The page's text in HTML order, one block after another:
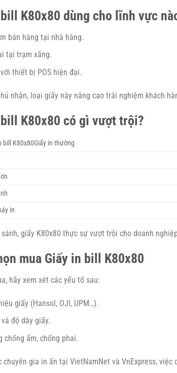
K80x80 dùng cho lĩnh vực
bán hàng tại nhà hàng.
tại trạm xăng.
thiết bị POS hiện đại.
nhận, loại giấy này nâng cao trải nghiệm khách
K80x80 có gì vượt trội?
bill K80x80Giấy in thường
in
sánh, giấy K80x80 thực sự vượt trội cho doanh
mua Giấy in bill K80x80
hãy xem xét các yếu tố sau:
giấy (Hansol, OJI, UPM…).
độ dày giấy.
chống ẩm, chống phai.
chuyên gia in ấn tại VietNamNet và VnExpress,